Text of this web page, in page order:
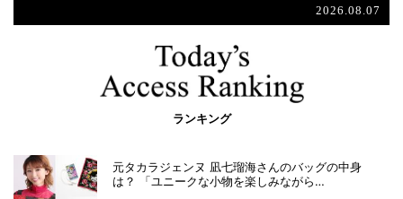
2026.08.07
ランキング
元タカラジェンヌ 凪七瑠海さんのバッグの中身
は？ 「ユニークな小物を楽しみながら…